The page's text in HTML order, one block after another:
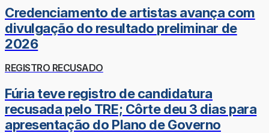
Credenciamento de artistas avança com
divulgação do resultado preliminar de
2026
REGISTRO RECUSADO
Fúria teve registro de candidatura
recusada pelo TRE; Côrte deu 3 dias para
apresentação do Plano de Governo